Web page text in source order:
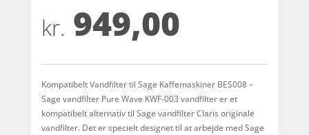
baseret på
kundebedøm
melser
kr. 949,00
Kompatibelt Vandfilter til Sage Kaffemaskiner BES008 –
Sage vandfilter Pure Wave KWF-003 vandfilter er et
kompatibelt alternativ til Sage vandfilter Claris originale
vandfilter. Det er specielt designet til at arbejde med Sage